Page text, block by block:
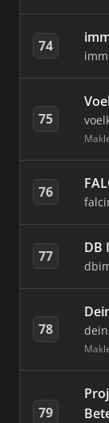
74
75
76
77 DB
78
79